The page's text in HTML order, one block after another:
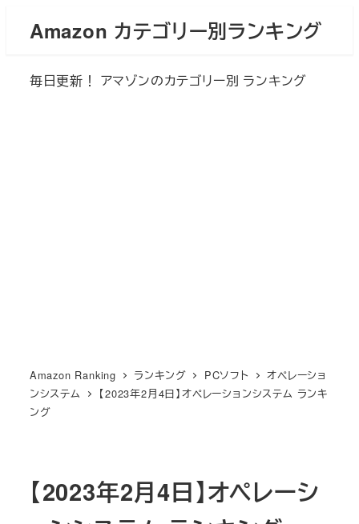
Amazon カテゴリー別ランキング
毎日更新！ アマゾンのカテゴリー別 ランキング
Amazon Ranking ランキング PCソフト
オペレーショ
ンシステム
【2023年2月4日】オペレーションシステム ランキ
ング
【2023年2月4日】オペレーシ